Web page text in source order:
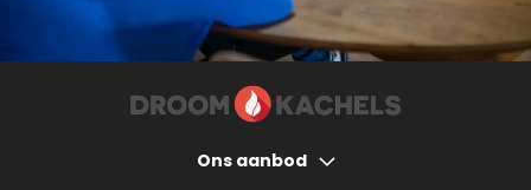
Ons aanbod